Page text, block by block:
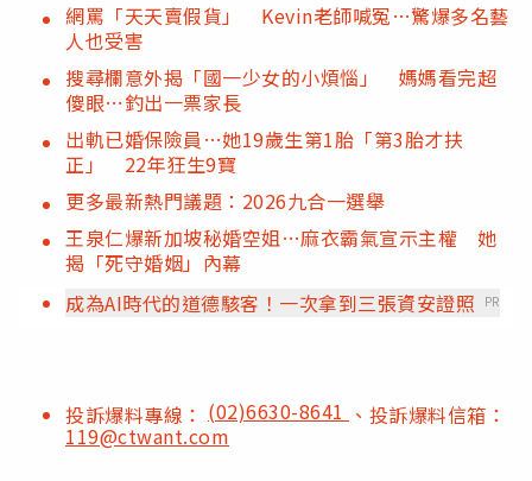
網罵「天天賣假貨」 Kevin老師喊冤…驚爆多名藝
人也受害
搜尋欄意外揭「國一少女的小煩惱」 媽媽看完超
傻眼…釣出一票家長
出軌已婚保險員…她19歲生第1胎「第3胎才扶
正」 22年狂生9寶
更多最新熱門議題：2026九合一選舉
王泉仁爆新加坡秘婚空姐…麻衣霸氣宣示主權 她
揭「死守婚姻」內幕
成為AI時代的道德駭客！一次拿到三張資安證照
PR
投訴爆料專線： (02)6630-8641 、投訴爆料信箱：
119@ctwant.com